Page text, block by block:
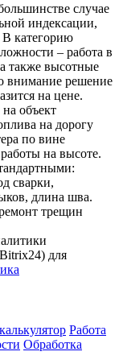
случае
индексации,
В категорию
– работа в
также высотные
внимание решение
на цене.
объект
на дорогу
по вине
на высоте.
сварки,
длина шва.
трещин
для
Работа
Обработка